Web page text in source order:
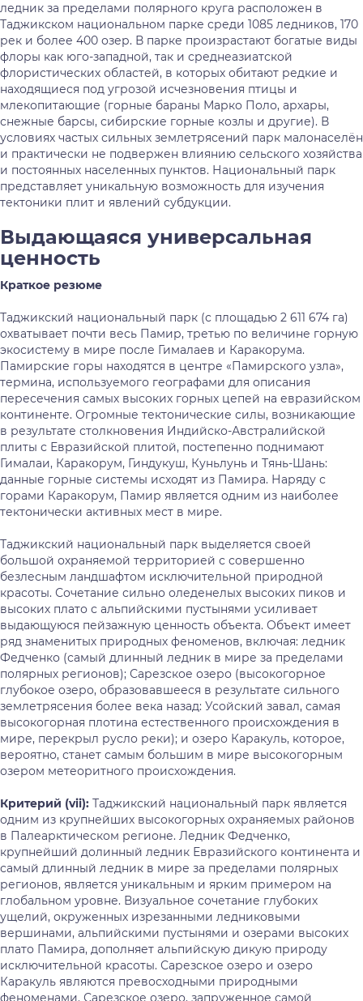
ледник за пределами полярного круга расположен в
Таджикском национальном парке среди 1085 ледников, 170
рек и более 400 озер. В парке произрастают богатые виды
флоры как юго-западной, так и среднеазиатской
флористических областей, в которых обитают редкие и
находящиеся под угрозой исчезновения птицы и
млекопитающие (горные бараны Марко Поло, архары,
снежные барсы, сибирские горные козлы и другие). В
условиях частых сильных землетрясений парк малонаселён
и практически не подвержен влиянию сельского хозяйства
и постоянных населенных пунктов. Национальный парк
представляет уникальную возможность для изучения
тектоники плит и явлений субдукции.
Выдающаяся универсальная
ценность
Краткое резюме
Таджикский национальный парк (с площадью 2 611 674 га)
охватывает почти весь Памир, третью по величине горную
экосистему в мире после Гималаев и Каракорума.
Памирские горы находятся в центре «Памирского узла»,
термина, используемого географами для описания
пересечения самых высоких горных цепей на евразийском
континенте. Огромные тектонические силы, возникающие
в результате столкновения Индийско-Австралийской
плиты с Евразийской плитой, постепенно поднимают
Гималаи, Каракорум, Гиндукуш, Куньлунь и Тянь-Шань:
данные горные системы исходят из Памира. Наряду с
горами Каракорум, Памир является одним из наиболее
тектонически активных мест в мире.
Таджикский национальный парк выделяется своей
большой охраняемой территорией с совершенно
безлесным ландшафтом исключительной природной
красоты. Сочетание сильно оледенелых высоких пиков и
высоких плато с альпийскими пустынями усиливает
выдающуюся пейзажную ценность объекта. Объект имеет
ряд знаменитых природных феноменов, включая: ледник
Федченко (самый длинный ледник в мире за пределами
полярных регионов); Сарезское озеро (высокогорное
глубокое озеро, образовавшееся в результате сильного
землетрясения более века назад: Усойский завал, самая
высокогорная плотина естественного происхождения в
мире, перекрыл русло реки); и озеро Каракуль, которое,
вероятно, станет самым большим в мире высокогорным
озером метеоритного происхождения.
Критерий (vii): Таджикский национальный парк является
одним из крупнейших высокогорных охраняемых районов
в Палеарктическом регионе. Ледник Федченко,
крупнейший долинный ледник Евразийского континента и
самый длинный ледник в мире за пределами полярных
регионов, является уникальным и ярким примером на
глобальном уровне. Визуальное сочетание глубоких
ущелий, окруженных изрезанными ледниковыми
вершинами, альпийскими пустынями и озерами высоких
плато Памира, дополняет альпийскую дикую природу
исключительной красоты. Сарезское озеро и озеро
Каракуль являются превосходными природными
феноменами. Сарезское озеро, запруженное самой